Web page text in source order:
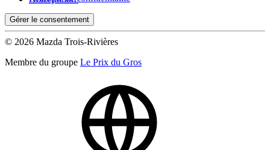
Gérer le consentement
© 2026 Mazda Trois-Rivières
Membre du groupe Le Prix du Gros